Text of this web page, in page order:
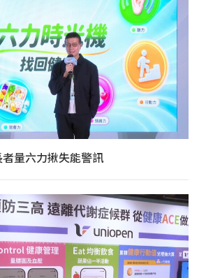
量六力揪失能警訊